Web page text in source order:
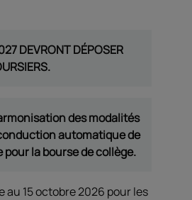
DEVRONT DÉPOSER
des modalités
automatique de
la bourse de collège.
au 15 octobre 2026 pour les